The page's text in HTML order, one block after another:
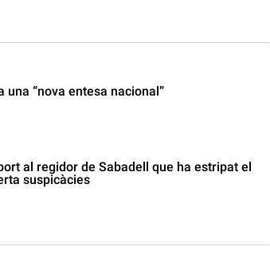
una “nova entesa nacional”
al regidor de Sabadell que ha estripat el
suspicàcies